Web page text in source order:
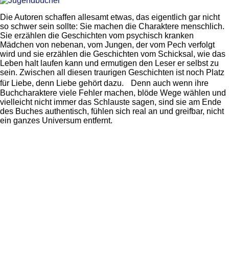
Die Autoren schaffen allesamt etwas, das eigentlich gar nicht
so schwer sein sollte: Sie machen die Charaktere menschlich.
Sie erzählen die Geschichten vom psychisch kranken
Mädchen von nebenan, vom Jungen, der vom Pech verfolgt
wird und sie erzählen die Geschichten vom Schicksal, wie das
Leben halt laufen kann und ermutigen den Leser er selbst zu
sein. Zwischen all diesen traurigen Geschichten ist noch Platz
für Liebe, denn Liebe gehört dazu. Denn auch wenn ihre
Buchcharaktere viele Fehler machen, blöde Wege wählen und
vielleicht nicht immer das Schlauste sagen, sind sie am Ende
des Buches authentisch, fühlen sich real an und greifbar, nicht
ein ganzes Universum entfernt.